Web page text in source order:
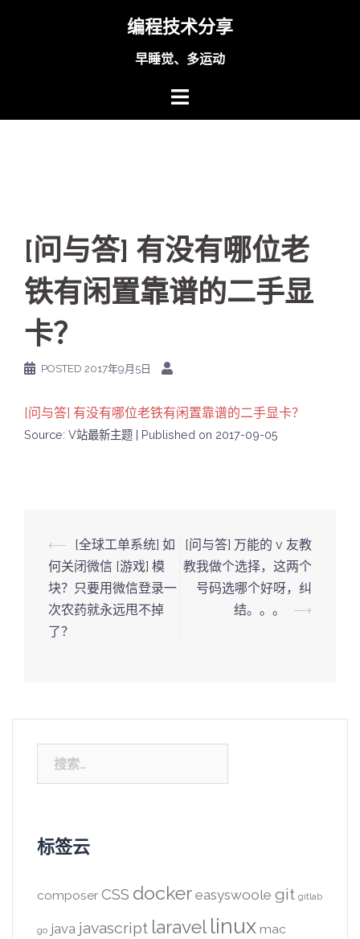
编程技术分享
早睡觉、多运动
[问与答] 有没有哪位老
铁有闲置靠谱的二手显
卡？
POSTED 2017年9月5日
[问与答] 有没有哪位老铁有闲置靠谱的二手显卡？
Source: V站最新主题 Published on 2017-09-05
Post
navigation
⟵
[全球工单系统] 如
何关闭微信 [游戏] 模
块？只要用微信登录一
次农药就永远甩不掉
了？
[问与答] 万能的 v 友教
教我做个选择，这两个
号码选哪个好呀，纠
结。。。
⟶
索：
标签云
composer CSS docker easyswoole git gitlab
go java javascript laravel linux mac